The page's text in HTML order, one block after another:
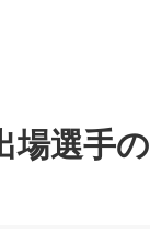
場選手の